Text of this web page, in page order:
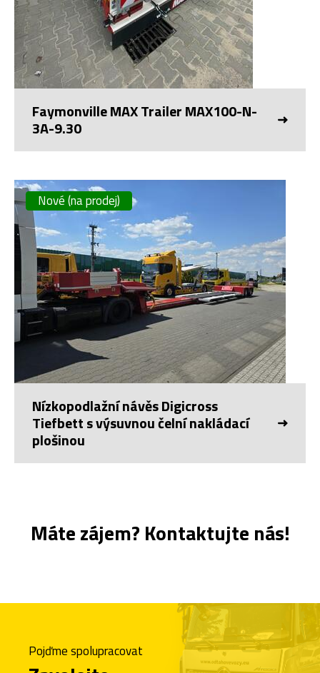
Faymonville MAX Trailer MAX100-N-
3A-9.30
Nové (na prodej)
Nízkopodlažní návěs Digicross
Tiefbett s výsuvnou čelní nakládací
plošinou
Máte zájem? Kontaktujte nás!
Pojďme spolupracovat